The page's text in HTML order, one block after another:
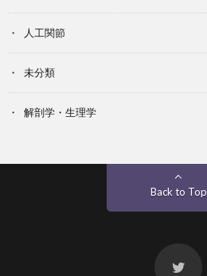
人工関節
未分類
解剖学・生理学
Back to Top